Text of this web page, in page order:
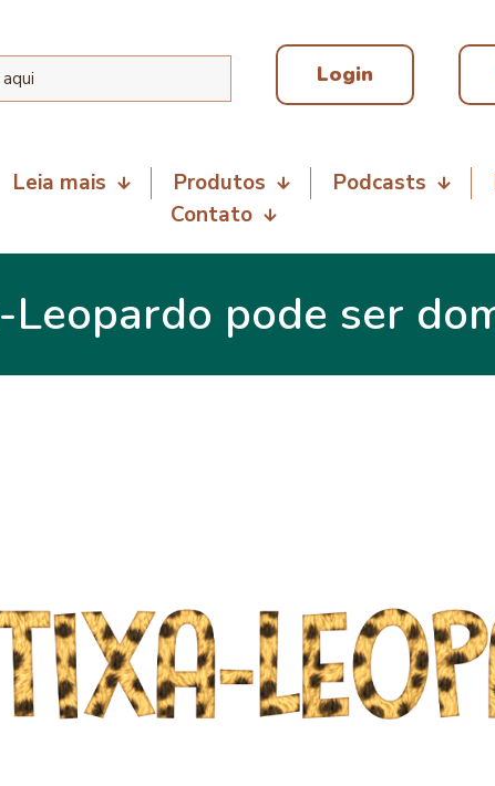
Login
Leia mais Produtos Podcasts
Contato
pode ser